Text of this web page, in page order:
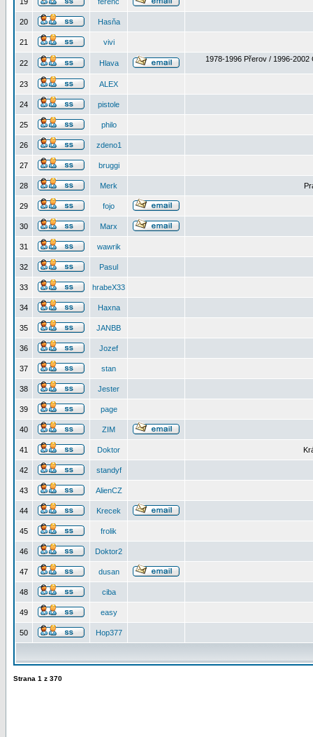
20 Hasňa
21 vivi
22 Hlava 1978-1996 Přerov / 1996-2002
23 ALEX
24 pistole
25 philo
26 zdeno1
27 bruggi
28 Merk
29 fojo
30 Marx
31 wawrik
32 Pasul
33 hrabeX33
34 Haxna
35 JANBB
36 Jozef
37 stan
38 Jester
39 page
40 ZIM
41 Doktor
42 standyf
43 AlienCZ
44 Krecek
45 frolik
46 Doktor2
47 dusan
48 ciba
49 easy
50 Hop377
Strana 1 z 370